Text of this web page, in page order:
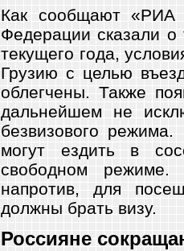
Как сообщают «РИА
Федерации сказали
текущего года,
Грузию с целью
облегчены. Также
дальнейшем не
безвизового
могут ездить в
свободном режиме.
напротив, для
должны брать визу.
Россияне